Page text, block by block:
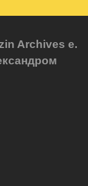
Archives e.